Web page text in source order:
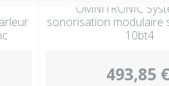
OMNITRONIC
sonorisation modulaire
10bt4
493,85 €